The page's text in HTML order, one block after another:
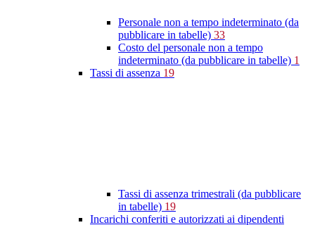
Personale non a tempo indeterminato (da
pubblicare in tabelle) 33
Costo del personale non a tempo
indeterminato (da pubblicare in tabelle) 1
Tassi di assenza 19
Tassi di assenza trimestrali (da pubblicare
in tabelle) 19
Incarichi conferiti e autorizzati ai dipendenti